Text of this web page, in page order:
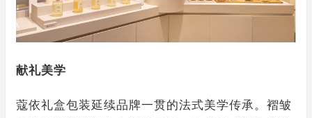
献礼美学
蔻依礼盒包装延续品牌一贯的法式美学传承。褶皱